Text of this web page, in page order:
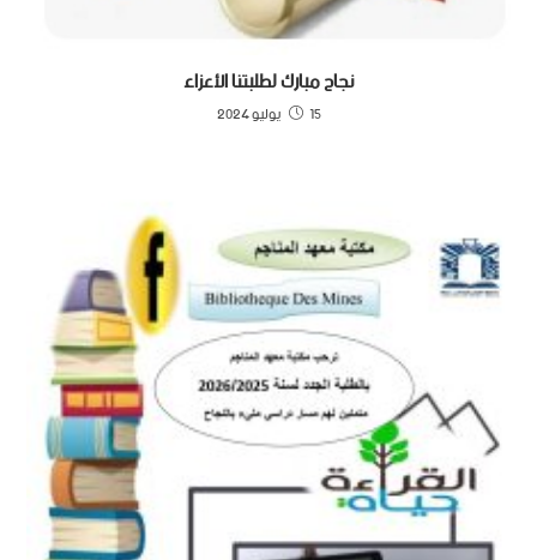
نجاح مبارك لطلبتنا الأعزاء
15 يوليو 2024